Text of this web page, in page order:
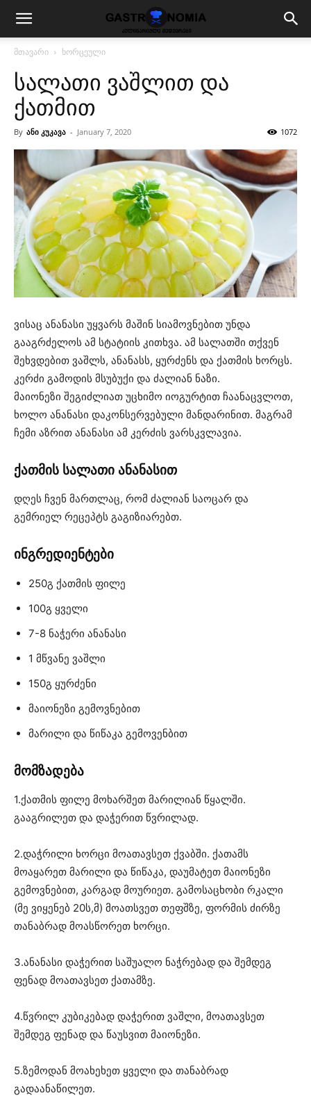
მთავარი ხორცეული
სალათი ვაშლით და
ქათმით
By ანი კუკავა - January 7, 2020 1072
ვისაც ანანასი უყვარს მაშინ სიამოვნებით უნდა
გააგრძელოს ამ სტატიის კითხვა. ამ სალათში თქვენ
შეხვდებით ვაშლს, ანანასს, ყურძენს და ქათმის ხორცს.
კერძი გამოდის მსუბუქი და ძალიან ნაზი.
მაიონეზი შეგიძლიათ უცხიმო იოგურტით ჩაანაცვლოთ,
ხოლო ანანასი დაკონსერვებული მანდარინით. მაგრამ
ჩემი აზრით ანანასი ამ კერძის ვარსკვლავია.
ქათმის სალათი ანანასით
დღეს ჩვენ მართლაც, რომ ძალიან საოცარ და
გემრიელ რეცეპტს გაგიზიარებთ.
ინგრედიენტები
250გ ქათმის ფილე
100გ ყველი
7-8 ნაჭერი ანანასი
1 მწვანე ვაშლი
150გ ყურძენი
მაიონეზი გემოვნებით
მარილი და წიწაკა გემოვენბით
მომზადება
1.ქათმის ფილე მოხარშეთ მარილიან წყალში.
გააგრილეთ და დაჭერით წვრილად.
2.დაჭრილი ხორცი მოათავსეთ ქვაბში. ქათამს
მოაყარეთ მარილი და წიწაკა, დაუმატეთ მაიონეზი
გემოვნებით, კარგად მოურიეთ. გამოსაცხობი რკალი
(მე ვიყენებ 20ს,მ) მოათსვეთ თეფშზე, ფორმის ძირზე
თანაბრად მოასწორეთ ხორცი.
3.ანანასი დაჭერით საშუალო ნაჭრებად და შემდეგ
ფენად მოათავსეთ ქათამზე.
4.წვრილ კუბიკებად დაჭერით ვაშლი, მოათავსეთ
შემდეგ ფენად და წაუსვით მაიონეზი.
5.ზემოდან მოახეხეთ ყველი და თანაბრად
გადაანაწილეთ.